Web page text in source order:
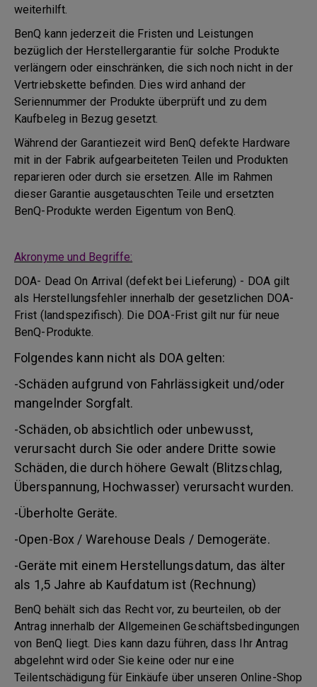
weiterhilft.
BenQ kann jederzeit die Fristen und Leistungen
bezüglich der Herstellergarantie für solche Produkte
verlängern oder einschränken, die sich noch nicht in der
Vertriebskette befinden. Dies wird anhand der
Seriennummer der Produkte überprüft und zu dem
Kaufbeleg in Bezug gesetzt.
Während der Garantiezeit wird BenQ defekte Hardware
mit in der Fabrik aufgearbeiteten Teilen und Produkten
reparieren oder durch sie ersetzen. Alle im Rahmen
dieser Garantie ausgetauschten Teile und ersetzten
BenQ-Produkte werden Eigentum von BenQ.
Akronyme und Begriffe:
DOA- Dead On Arrival (defekt bei Lieferung) - DOA gilt
als Herstellungsfehler innerhalb der gesetzlichen DOA-
Frist (landspezifisch). Die DOA-Frist gilt nur für neue
BenQ-Produkte.
Folgendes kann nicht als DOA gelten:
-Schäden aufgrund von Fahrlässigkeit und/oder
mangelnder Sorgfalt.
-Schäden, ob absichtlich oder unbewusst,
verursacht durch Sie oder andere Dritte sowie
Schäden, die durch höhere Gewalt (Blitzschlag,
Überspannung, Hochwasser) verursacht wurden.
-Überholte Geräte.
-Open-Box / Warehouse Deals / Demogeräte.
-Geräte mit einem Herstellungsdatum, das älter
als 1,5 Jahre ab Kaufdatum ist (Rechnung)
BenQ behält sich das Recht vor, zu beurteilen, ob der
Antrag innerhalb der Allgemeinen Geschäftsbedingungen
von BenQ liegt. Dies kann dazu führen, dass Ihr Antrag
abgelehnt wird oder Sie keine oder nur eine
Teilentschädigung für Einkäufe über unseren Online-Shop